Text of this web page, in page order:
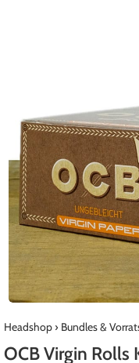
Headshop› Bundles &
OCB Virgin Rolls